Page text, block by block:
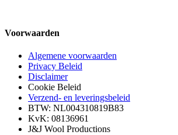
Voorwaarden
Algemene voorwaarden
Privacy Beleid
Disclaimer
Cookie Beleid
Verzend- en leveringsbeleid
BTW: NL004310819B83
KvK: 08136961
J&J Wool Productions